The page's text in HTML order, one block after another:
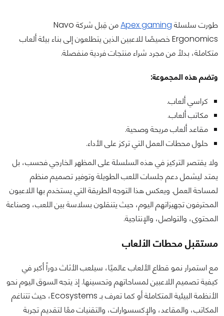
طورت سلسلة Apex gaming
من قِبل شركة Navo
Ergonomics خصيصًا للاعبين الذين يتطلعون إلى بناء بيئة ألعاب
متكاملة، بدلاً من مجرد شراء منتجات فردية منفصلة.
وتضم هذه المجموعة:
كراسي ألعاب.
مكاتب ألعاب.
مقاعد ألعاب مريحة وصحية.
حلول محطات العمل التي تركز على الأداء.
ولا يقتصر التركيز في هذه السلسلة على المظهر الخارجي فحسب، بل
يمتد ليشمل دعم جلسات اللعب الطويلة وتوفير تصميم منظم
لمساحة العمل. ويعكس هذا التوجه الطريقة التي يستخدم بها اللاعبون
المحترفون تجهيزاتهم اليوم، حيث يتنقلون بسلاسة بين اللعب، وصناعة
المحتوى، والتواصل، والإنتاجية.
مستقبل محطات الألعاب
مع استمرار نمو قطاع الألعاب عالميًا، سيلعب الأثاث دوراً أكبر في
كيفية تصميم اللاعبين لمساحاتهم وتحسينها. إذ يتجه السوق اليوم نحو
الأنظمة البيئية المتكاملة أو كما تعرف بـ Ecosystems، حيث تتناغم
المكاتب، والمقاعد، والإكسسوارات، والتقنيات معًا لتقديم تجربة